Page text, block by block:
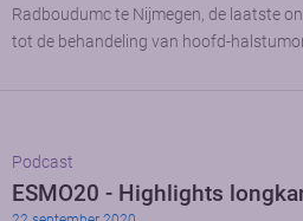
Radboudumc te Nijmegen, de laatste
tot de behandeling van hoofd-
Podcast
ESMO20 - Highlights